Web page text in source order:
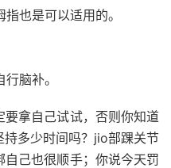
也是可以适用的。
脑补。
拿自己试试，否则你知道
多少时间吗？jio部踝关节
己也很顺手；你说今天罚